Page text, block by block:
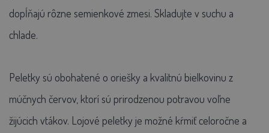
dopĺňajú rôzne semienkové zmesi. Skladujte v suchu a
chlade.
Peletky sú obohatené o oriešky a kvalitnú bielkovinu z
múčnych červov, ktorí sú prirodzenou potravou voľne
žijúcich vtákov. Lojové peletky je možné kŕmiť celoročne a